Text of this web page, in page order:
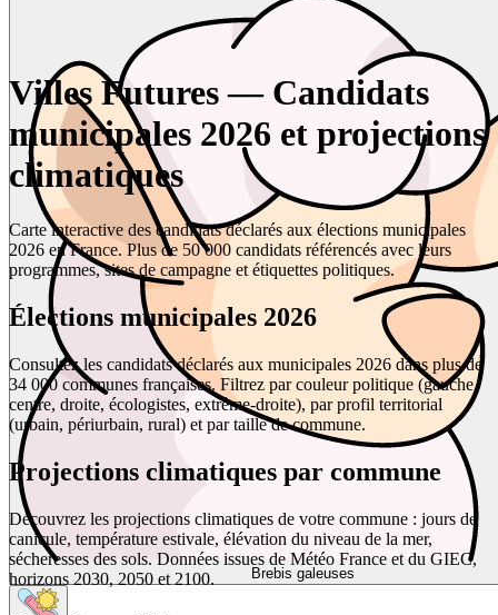
Brebis galeuses
Villes Futures — Candidats
municipales 2026 et projections
climatiques
Carte interactive des candidats déclarés aux élections municipales
2026 en France. Plus de 50 000 candidats référencés avec leurs
programmes, sites de campagne et étiquettes politiques.
Élections municipales 2026
Consultez les candidats déclarés aux municipales 2026 dans plus de
34 000 communes françaises. Filtrez par couleur politique (gauche,
centre, droite, écologistes, extrême-droite), par profil territorial
(urbain, périurbain, rural) et par taille de commune.
Projections climatiques par commune
Découvrez les projections climatiques de votre commune : jours de
canicule, température estivale, élévation du niveau de la mer,
sécheresses des sols. Données issues de Météo France et du GIEC,
horizons 2030, 2050 et 2100.